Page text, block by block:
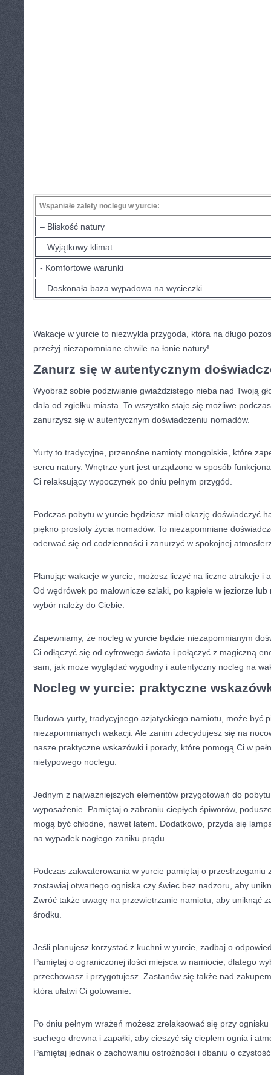
Wspaniałe zalety noclegu ‍w yurcie:
– Bliskość natury
– ‍Wyjątkowy​ klimat
-⁤ Komfortowe warunki
– Doskonała baza wypadowa na‍ wycieczki
Wakacje w yurcie⁤ to⁤ niezwykła ⁣przygoda,⁤ która na długo
przeżyj⁤ niezapomniane chwile ​na łonie natury!
Zanurz się w‍ autentycznym
Wyobraź sobie podziwianie gwiaździstego nieba nad Twoją
dala od ⁣zgiełku ‍miasta. To ⁢wszystko staje się możliwe
zanurzysz ⁤się w autentycznym‍ doświadczeniu nomadów.
Yurty to tradycyjne,⁤ przenośne namioty mongolskie, które
sercu natury. ⁤Wnętrze ‌yurt jest urządzone w sposób
Ci relaksujący‍ wypoczynek po dniu pełnym przygód.
Podczas pobytu w yurcie ⁣będziesz⁢ miał okazję doświadczyć
piękno‍ prostoty życia nomadów. To⁣ niezapomniane
oderwać się od⁣ codzienności i zanurzyć w​ spokojnej‍
Planując wakacje w yurcie, możesz ⁤liczyć ‌na liczne atrakcje ‌i​
Od wędrówek po malownicze szlaki,⁤ po ‍kąpiele w ‌jeziorze
‌wybór należy do Ciebie.
Zapewniamy, że nocleg w yurcie⁤ będzie niezapomnianym
‌Ci odłączyć się od cyfrowego świata i połączyć z ​magiczną⁤
sam, jak może‌ wyglądać wygodny i⁢ autentyczny nocleg na⁣
Nocleg w⁣ yurcie: ⁤praktyczne
Budowa⁢ yurty, tradycyjnego azjatyckiego ⁤namiotu,⁢ może być
niezapomnianych wakacji. Ale zanim zdecydujesz się na
nasze praktyczne ​wskazówki i porady, które⁢ pomogą Ci⁣ w
​nietypowego noclegu.
Jednym z najważniejszych elementów ‌przygotowań do
⁤wyposażenie. Pamiętaj o ‌zabraniu ciepłych śpiworów,‍
mogą‌ być ​chłodne, nawet latem. ​Dodatkowo, ⁢przyda się
⁤na wypadek ⁤nagłego zaniku prądu.
Podczas ‍zakwaterowania w yurcie pamiętaj o⁢ przestrzeganiu
zostawiaj⁢ otwartego ogniska ​czy świec bez ⁣nadzoru, aby
Zwróć także uwagę na ⁣przewietrzanie namiotu, aby uniknąć
⁢środku.
Jeśli planujesz‍ korzystać z kuchni w yurcie, zadbaj o
Pamiętaj ⁤o ograniczonej ilości miejsca w namiocie, ⁣dlatego
przechowasz ​i przygotujesz. Zastanów się także nad
która ułatwi ‌Ci⁤ gotowanie.
Po dniu pełnym⁤ wrażeń⁢ możesz zrelaksować się przy
suchego drewna ‌i zapałki, aby cieszyć się ciepłem ognia i
Pamiętaj jednak o zachowaniu ostrożności‍ i dbaniu o